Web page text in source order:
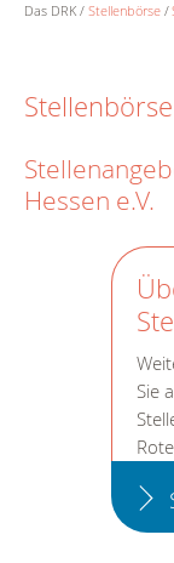
Das DRK Stellenbörse
Stellenbörse
Hessen e.V.
Sie